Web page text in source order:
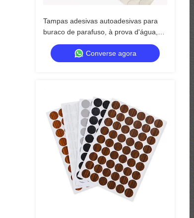
Tampas adesivas autoadesivas para
buraco de parafuso, à prova d'água,
tampas de parafuso de plástico para
parafusos de madeira, cabine de
parede
Converse agora